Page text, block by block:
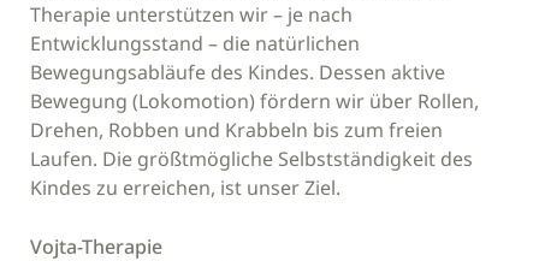
Therapie unterstützen wir – je nach
Entwicklungsstand – die natürlichen
Bewegungsabläufe des Kindes. Dessen aktive
Bewegung (Lokomotion) fördern wir über Rollen,
Drehen, Robben und Krabbeln bis zum freien
Laufen. Die größtmögliche Selbstständigkeit des
Kindes zu erreichen, ist unser Ziel.
Vojta-Therapie